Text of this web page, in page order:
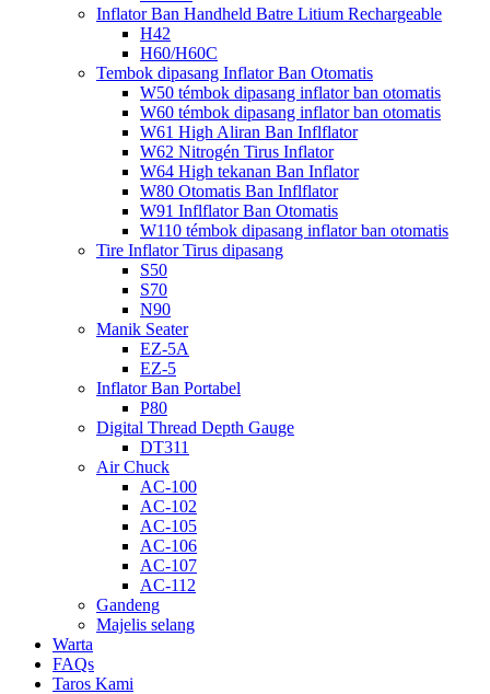
Inflator Ban Handheld Batre Litium Rechargeable
H42
H60/H60C
Tembok dipasang Inflator Ban Otomatis
W50 témbok dipasang inflator ban otomatis
W60 témbok dipasang inflator ban otomatis
W61 High Aliran Ban Inflflator
W62 Nitrogén Tirus Inflator
W64 High tekanan Ban Inflator
W80 Otomatis Ban Inflflator
W91 Inflflator Ban Otomatis
W110 témbok dipasang inflator ban otomatis
Tire Inflator Tirus dipasang
S50
S70
N90
Manik Seater
EZ-5A
EZ-5
Inflator Ban Portabel
P80
Digital Thread Depth Gauge
DT311
Air Chuck
AC-100
AC-102
AC-105
AC-106
AC-107
AC-112
Gandeng
Majelis selang
Warta
FAQs
Taros Kami